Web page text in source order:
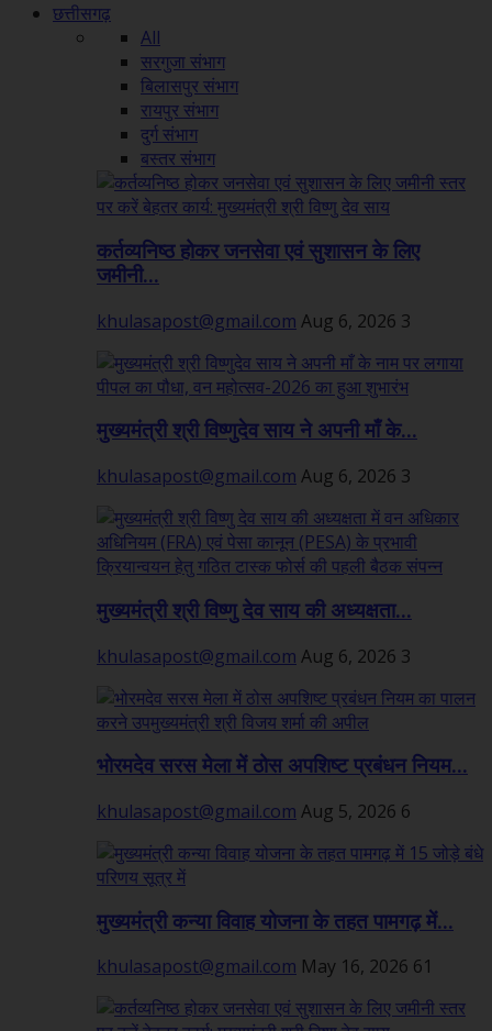
छत्तीसगढ़
All
सरगुजा संभाग
बिलासपुर संभाग
रायपुर संभाग
दुर्ग संभाग
बस्तर संभाग
कर्तव्यनिष्ठ होकर जनसेवा एवं सुशासन के लिए
जमीनी...
khulasapost@gmail.com Aug 6, 2026 3
मुख्यमंत्री श्री विष्णुदेव साय ने अपनी माँ के...
khulasapost@gmail.com Aug 6, 2026 3
मुख्यमंत्री श्री विष्णु देव साय की अध्यक्षता...
khulasapost@gmail.com Aug 6, 2026 3
भोरमदेव सरस मेला में ठोस अपशिष्ट प्रबंधन नियम...
khulasapost@gmail.com Aug 5, 2026 6
मुख्यमंत्री कन्या विवाह योजना के तहत पामगढ़ में...
khulasapost@gmail.com May 16, 2026 61